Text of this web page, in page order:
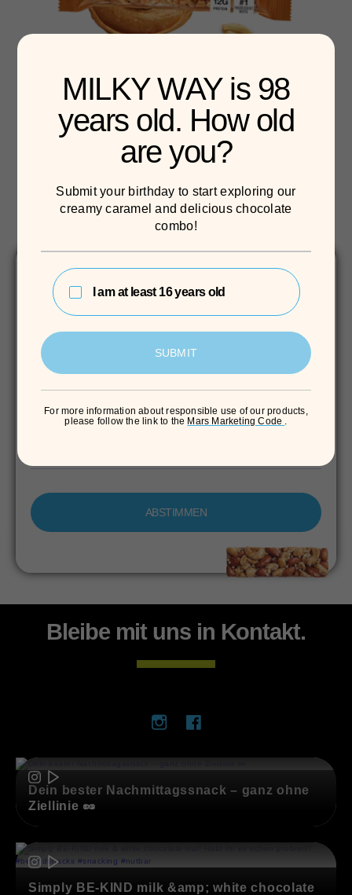
BE-KIND Protein
Mehr Details
Wo isst du deine BE-KIND Riegel?
zu hause
ABSTIMMEN​
Bleibe mit uns in Kontakt.
Instagram (opens in new window)
(opens in new window)
Dein bester Nachmittagssnack – ganz ohne
Ziellinie 🥜
(opens in new window)
Simply BE-KIND milk &amp; white chocolate
MILKY WAY is 98
years old. How old
are you?
Submit your birthday to start exploring our
creamy caramel and delicious chocolate
combo!
I am at least 16 years old
SUBMIT
For more information about responsible use of our products,
please follow the link to the Mars Marketing Code .